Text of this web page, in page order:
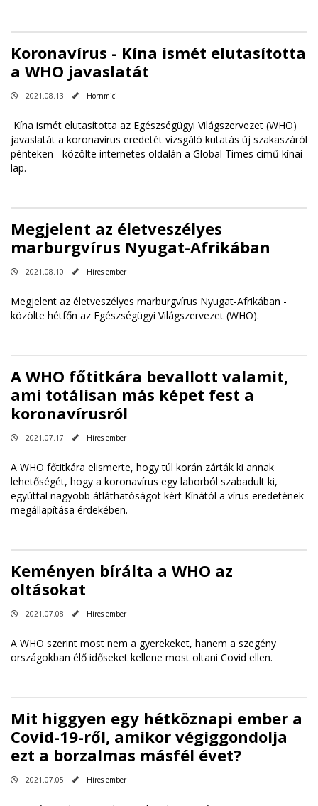
Koronavírus - Kína ismét elutasította
a WHO javaslatát
2021.08.13 Hornmici
Kína ismét elutasította az Egészségügyi Világszervezet (WHO)
javaslatát a koronavírus eredetét vizsgáló kutatás új szakaszáról
pénteken - közölte internetes oldalán a Global Times című kínai
lap.
Megjelent az életveszélyes
marburgvírus Nyugat-Afrikában
2021.08.10 Híres ember
Megjelent az életveszélyes marburgvírus Nyugat-Afrikában -
közölte hétfőn az Egészségügyi Világszervezet (WHO).
A WHO főtitkára bevallott valamit,
ami totálisan más képet fest a
koronavírusról
2021.07.17 Híres ember
A WHO főtitkára elismerte, hogy túl korán zárták ki annak
lehetőségét, hogy a koronavírus egy laborból szabadult ki,
egyúttal nagyobb átláthatóságot kért Kínától a vírus eredetének
megállapítása érdekében.
Keményen bírálta a WHO az
oltásokat
2021.07.08 Híres ember
A WHO szerint most nem a gyerekeket, hanem a szegény
országokban élő időseket kellene most oltani Covid ellen.
Mit higgyen egy hétköznapi ember a
Covid-19-ről, amikor végiggondolja
ezt a borzalmas másfél évet?
2021.07.05 Híres ember